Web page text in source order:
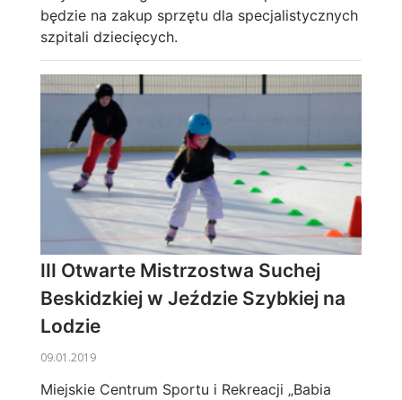
będzie na zakup sprzętu dla specjalistycznych
szpitali dziecięcych.
III Otwarte Mistrzostwa Suchej
Beskidzkiej w Jeździe Szybkiej na
Lodzie
09.01.2019
Miejskie Centrum Sportu i Rekreacji „Babia